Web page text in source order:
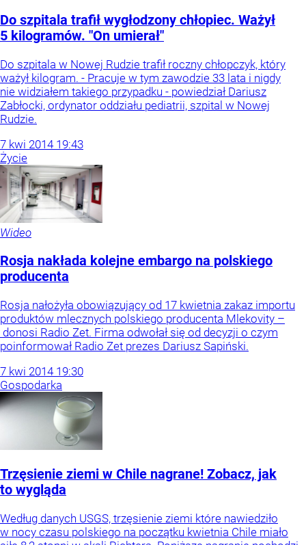
Do szpitala trafił wygłodzony chłopiec. Ważył
5 kilogramów. "On umierał"
Do szpitala w Nowej Rudzie trafił roczny chłopczyk, który
ważył kilogram. - Pracuje w tym zawodzie 33 lata i nigdy
nie widziałem takiego przypadku - powiedział Dariusz
Zabłocki, ordynator oddziału pediatrii, szpital w Nowej
Rudzie.
7 kwi 2014 19:43
Życie
Wideo
Rosja nakłada kolejne embargo na polskiego
producenta
Rosja nałożyła obowiązujący od 17 kwietnia zakaz importu
produktów mlecznych polskiego producenta Mlekovity –
donosi Radio Zet. Firma odwołał się od decyzji o czym
poinformował Radio Zet prezes Dariusz Sapiński.
7 kwi 2014 19:30
Gospodarka
Trzęsienie ziemi w Chile nagrane! Zobacz, jak
to wygląda
Według danych USGS, trzęsienie ziemi które nawiedziło
w nocy czasu polskiego na początku kwietnia Chile miało